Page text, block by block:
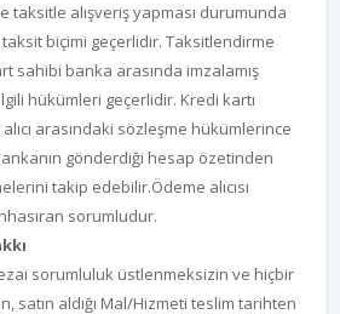
taksitle alışveriş yapması durumunda
biçimi geçerlidir. Taksitlendirme
sahibi banka arasında imzalamış
hükümleri geçerlidir. Kredi kartı
arasındaki sözleşme hükümlerince
gönderdiği hesap özetinden
takip edebilir.Ödeme alıcısı
sorumludur.
sorumluluk üstlenmeksizin ve hiçbir
satın aldığı Mal/Hizmeti teslim tarihten